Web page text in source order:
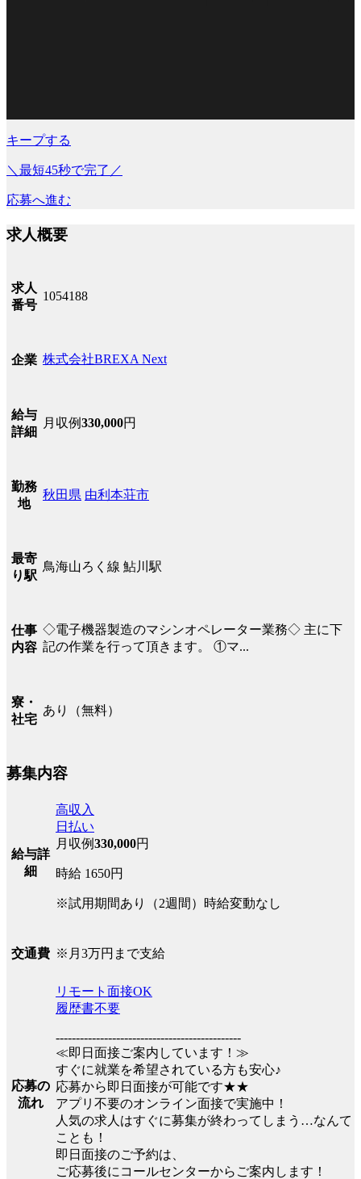
キープする
＼最短45秒で完了／
応募へ進む
求人概要
求人
番号
1054188
企業 株式会社BREXA Next
給与
詳細
月収例330,000円
勤務
地
秋田県 由利本荘市
最寄
り駅
鳥海山ろく線 鮎川駅
仕事
内容
◇電子機器製造のマシンオペレーター業務◇ 主に下
記の作業を行って頂きます。 ①マ...
寮・
社宅
あり（無料）
募集内容
給与詳
細
高収入
日払い
月収例330,000円
時給 1650円
※試用期間あり（2週間）時給変動なし
交通費 ※月3万円まで支給
応募の
流れ
リモート面接OK
履歴書不要
----------------------------------------------
≪即日面接ご案内しています！≫
すぐに就業を希望されている方も安心♪
応募から即日面接が可能です★★
アプリ不要のオンライン面接で実施中！
人気の求人はすぐに募集が終わってしまう…なんて
ことも！
即日面接のご予約は、
ご応募後にコールセンターからご案内します！